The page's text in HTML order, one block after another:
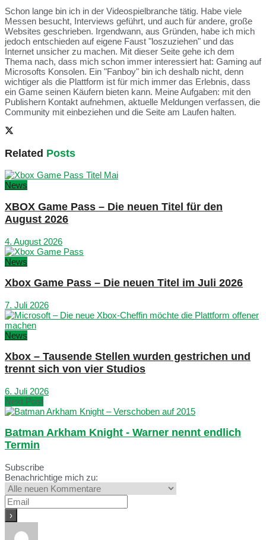
Schon lange bin ich in der Videospielbranche tätig. Habe viele
Messen besucht, Interviews geführt, und auch für andere, große
Websites geschrieben. Irgendwann, aus Gründen, habe ich mich
jedoch entschieden auf eigene Faust "loszuziehen" und das
Internet unsicher zu machen. Mit dieser Seite gehe ich dem
Thema nach, dass mich schon immer interessiert hat: Gaming auf
Microsofts Konsolen. Ein "Fanboy" bin ich deshalb nicht, denn
wichtiger als die Plattform ist für mich immer das Erlebnis, dass
ein Game seinen Käufern bieten kann. Meine Aufgaben: mit den
Publishern Kontakt aufnehmen, aktuelle Meldungen verfassen, die
Community mit einbeziehen und die Seite am Laufen halten.
Related Posts
News
XBOX Game Pass – Die neuen Titel für den
August 2026
4. August 2026
News
Xbox Game Pass – Die neuen Titel im Juli 2026
7. Juli 2026
News
Xbox – Tausende Stellen wurden gestrichen und
trennt sich von vier Studios
6. Juli 2026
Next Post
Batman Arkham Knight - Warner nennt endlich
Termin
Subscribe
Benachrichtige mich zu: